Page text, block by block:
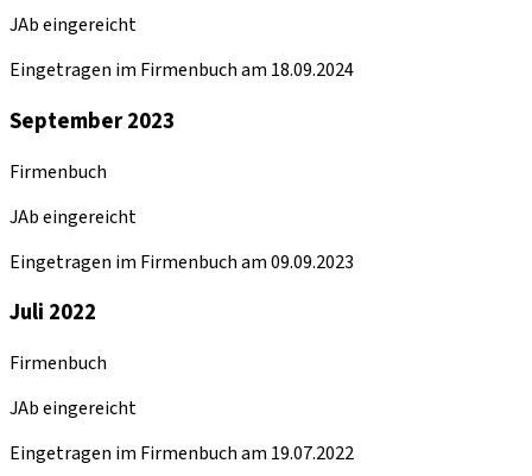
JAb eingereicht
Eingetragen im Firmenbuch am 18.09.2024
September 2023
Firmenbuch
JAb eingereicht
Eingetragen im Firmenbuch am 09.09.2023
Juli 2022
Firmenbuch
JAb eingereicht
Eingetragen im Firmenbuch am 19.07.2022